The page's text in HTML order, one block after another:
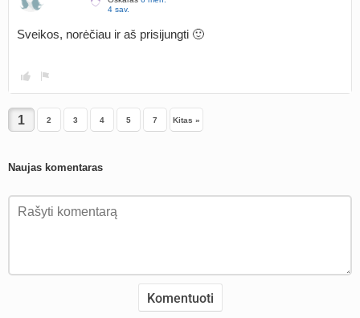
4 sav.
Sveikos, norėčiau ir aš prisijungti 🙂
2 3 4 5 7 Kitas »
Naujas komentaras